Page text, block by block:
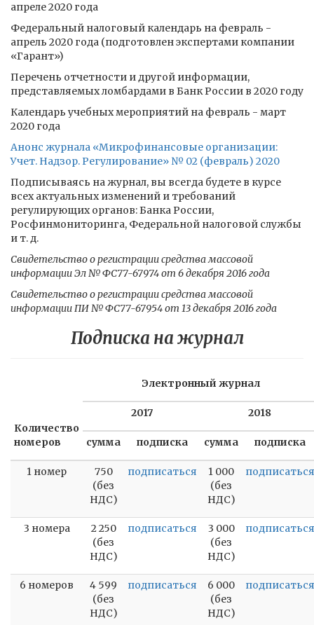
апреле 2020 года
Федеральный налоговый календарь на февраль -
апрель 2020 года (подготовлен экспертами компании
«Гарант»)
Перечень отчетности и другой информации,
представляемых ломбардами в Банк России в 2020 году
Календарь учебных мероприятий на февраль - март
2020 года
Анонс журнала «Микрофинансовые организации:
Учет. Надзор. Регулирование» № 02 (февраль) 2020
Подписываясь на журнал, вы всегда будете в курсе
всех актуальных изменений и требований
регулирующих органов: Банка России,
Росфинмониторинга, Федеральной налоговой службы
и т. д.
Свидетельство о регистрации средства массовой
информации Эл № ФС77-67974 от 6 декабря 2016 года
Свидетельство о регистрации средства массовой
информации ПИ № ФС77-67954 от 13 декабря 2016 года
Подписка на журнал
Количество
номеров
Электронный журнал
2017 2018
сумма подписка сумма подписка
1 номер
750
(без
НДС)
подписаться
1 000
(без
НДС)
подписаться
3 номера
2 250
(без
НДС)
подписаться
3 000
(без
НДС)
подписаться
6 номеров
4 599
(без
НДС)
подписаться
6 000
(без
НДС)
подписаться